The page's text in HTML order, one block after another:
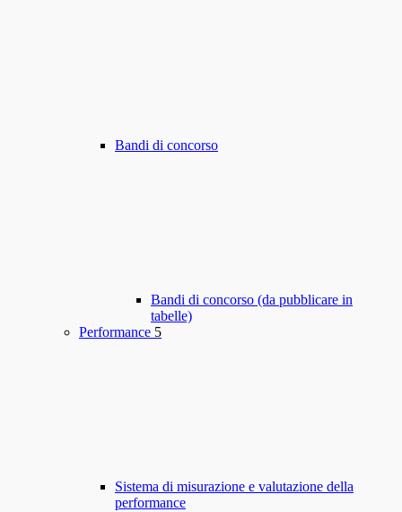
Bandi di concorso
Bandi di concorso (da pubblicare in
tabelle)
Performance 5
Sistema di misurazione e valutazione della
performance